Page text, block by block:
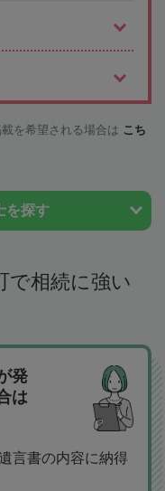
を希望される場合は こち
を探す
で相続に強い
発
は
言書の内容に納得